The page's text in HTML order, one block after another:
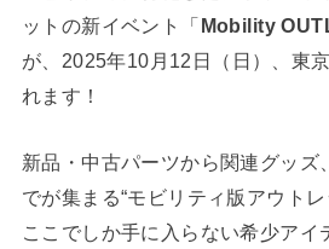
ットの新イベント「Mobility
が、2025年10月12日（日）、東
れます！
新品・中古パーツから関連グッズ
でが集まる“モビリティ版アウトレ
ここでしか手に入らない希少アイ